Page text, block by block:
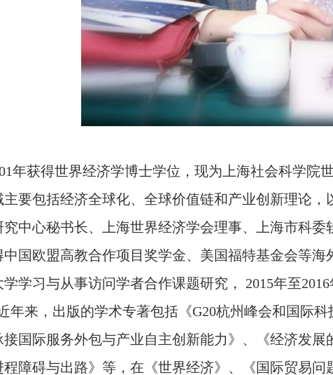
年获得世界经济学博士学位，现为上海社会科学院
要包括经济全球化、全球价值链和产业创新理论
中心秘书长、上海世界经济学会理事、上海市科
国欧盟高教合作项目奖学金、美国福特基金会等
学习与从事访问学者合作课题研究，
2015年至2016
年来，出版的学术专著包括《G20杭州峰会和国际
国际服务外包与产业自主创新能力》、《经济发
障碍与出路》等，在《世界经济》、《国际贸易